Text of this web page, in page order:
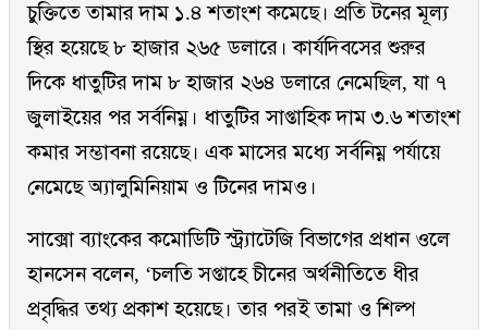
চুক্তিতে তামার দাম ১.৪ শতাংশ কমেছে। প্রতি টনের মূল্য
স্থির হয়েছে ৮ হাজার ২৬৫ ডলারে। কার্যদিবসের শুরুর
দিকে ধাতুটির দাম ৮ হাজার ২৬৪ ডলারে নেমেছিল, যা ৭
জুলাইয়ের পর সর্বনিম্ন। ধাতুটির সাপ্তাহিক দাম ৩.৬ শতাংশ
কমার সম্ভাবনা রয়েছে। এক মাসের মধ্যে সর্বনিম্ন পর্যায়ে
নেমেছে অ্যালুমিনিয়াম ও টিনের দামও।
সাক্সো ব্যাংকের কমোডিটি স্ট্র্যাটেজি বিভাগের প্রধান ওলে
হানসেন বলেন, ‘‌চলতি সপ্তাহে চীনের অর্থনীতিতে ধীর
প্রবৃদ্ধির তথ্য প্রকাশ হয়েছে। তার পরই তামা ও শিল্প